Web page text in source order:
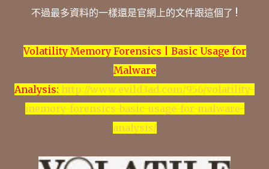
不過最多資料的一樣還是官網上的文件跟這個了 !
Volatility Memory Forensics | Basic Usage for
Malware
Analysis: http://www.evild3ad.com/956/volatility-
memory-forensics-basic-usage-for-malware-
analysis/